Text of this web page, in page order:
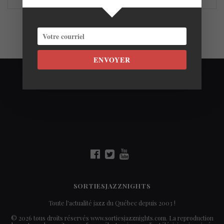
SORTIESJAZZNIGHTS
Toute l'actualité jazz du Québec depuis 2003 !
© 2026 tous droits réservés www.sortiesjazznights.com. La reproduction
ENVOYER